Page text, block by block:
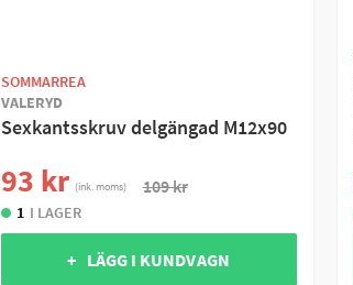
SOMMARREA
VALERYD
Sexkantsskruv delgängad M12x90
93 kr (ink. moms) 109 kr
1 I LAGER
+ LÄGG I KUNDVAGN